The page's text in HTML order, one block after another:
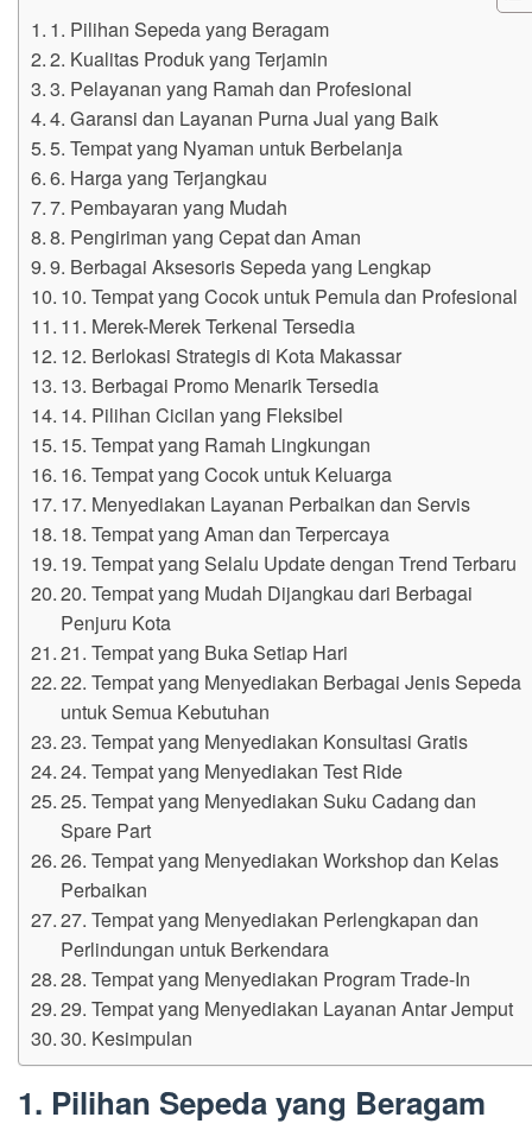
1. Pilihan Sepeda yang Beragam
2. Kualitas Produk yang Terjamin
3. Pelayanan yang Ramah dan Profesional
4. Garansi dan Layanan Purna Jual yang Baik
5. Tempat yang Nyaman untuk Berbelanja
6. Harga yang Terjangkau
7. Pembayaran yang Mudah
8. Pengiriman yang Cepat dan Aman
9. Berbagai Aksesoris Sepeda yang Lengkap
10. Tempat yang Cocok untuk Pemula dan Profesional
11. Merek-Merek Terkenal Tersedia
12. Berlokasi Strategis di Kota Makassar
13. Berbagai Promo Menarik Tersedia
14. Pilihan Cicilan yang Fleksibel
15. Tempat yang Ramah Lingkungan
16. Tempat yang Cocok untuk Keluarga
17. Menyediakan Layanan Perbaikan dan Servis
18. Tempat yang Aman dan Terpercaya
19. Tempat yang Selalu Update dengan Trend Terbaru
20. Tempat yang Mudah Dijangkau dari Berbagai
Penjuru Kota
21. Tempat yang Buka Setiap Hari
22. Tempat yang Menyediakan Berbagai Jenis Sepeda
untuk Semua Kebutuhan
23. Tempat yang Menyediakan Konsultasi Gratis
24. Tempat yang Menyediakan Test Ride
25. Tempat yang Menyediakan Suku Cadang dan
Spare Part
26. Tempat yang Menyediakan Workshop dan Kelas
Perbaikan
27. Tempat yang Menyediakan Perlengkapan dan
Perlindungan untuk Berkendara
28. Tempat yang Menyediakan Program Trade-In
29. Tempat yang Menyediakan Layanan Antar Jemput
30. Kesimpulan
1. Pilihan Sepeda yang Beragam